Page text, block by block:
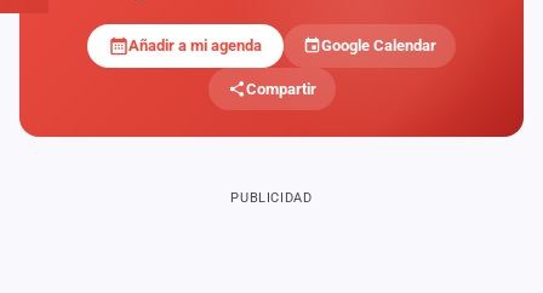
Añadir a mi agenda Google Calendar
Compartir
PUBLICIDAD